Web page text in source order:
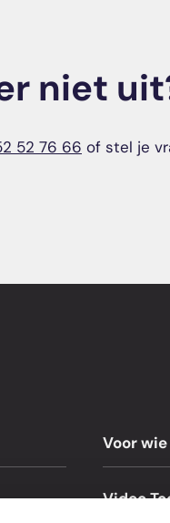
niet
52 76 66 of stel je
Voor wie
Video